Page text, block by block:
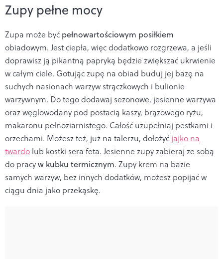
Zupy pełne mocy
Zupa może być pełnowartościowym posiłkiem
obiadowym. Jest ciepła, więc dodatkowo rozgrzewa, a jeśli
doprawisz ją pikantną papryką będzie zwiększać ukrwienie
w całym ciele. Gotując zupę na obiad buduj jej bazę na
suchych nasionach warzyw strączkowych i bulionie
warzywnym. Do tego dodawaj sezonowe, jesienne warzywa
oraz węglowodany pod postacią kaszy, brązowego ryżu,
makaronu pełnoziarnistego. Całość uzupełniaj pestkami i
orzechami. Możesz też, już na talerzu, dołożyć jajko na
twardo lub kostki sera feta. Jesienne zupy zabieraj ze sobą
do pracyw kubku termicznym. Zupy krem na bazie
samych warzyw, bez innych dodatków, możesz popijać w
ciągu dnia jako przekąskę.